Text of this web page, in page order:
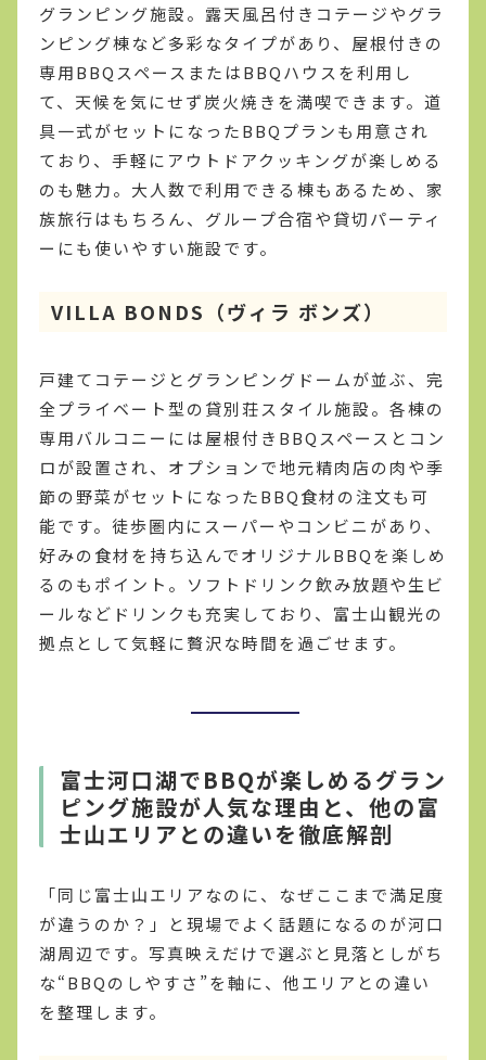
グランピング施設。露天風呂付きコテージやグラ
ンピング棟など多彩なタイプがあり、屋根付きの
専用BBQスペースまたはBBQハウスを利用し
て、天候を気にせず炭火焼きを満喫できます。道
具一式がセットになったBBQプランも用意され
ており、手軽にアウトドアクッキングが楽しめる
のも魅力。大人数で利用できる棟もあるため、家
族旅行はもちろん、グループ合宿や貸切パーティ
ーにも使いやすい施設です。
VILLA BONDS（ヴィラ ボンズ）
戸建てコテージとグランピングドームが並ぶ、完
全プライベート型の貸別荘スタイル施設。各棟の
専用バルコニーには屋根付きBBQスペースとコン
ロが設置され、オプションで地元精肉店の肉や季
節の野菜がセットになったBBQ食材の注文も可
能です。徒歩圏内にスーパーやコンビニがあり、
好みの食材を持ち込んでオリジナルBBQを楽しめ
るのもポイント。ソフトドリンク飲み放題や生ビ
ールなどドリンクも充実しており、富士山観光の
拠点として気軽に贅沢な時間を過ごせます。
富士河口湖でBBQが楽しめるグラン
ピング施設が人気な理由と、他の富
士山エリアとの違いを徹底解剖
「同じ富士山エリアなのに、なぜここまで満足度
が違うのか？」と現場でよく話題になるのが河口
湖周辺です。写真映えだけで選ぶと見落としがち
な“BBQのしやすさ”を軸に、他エリアとの違い
を整理します。